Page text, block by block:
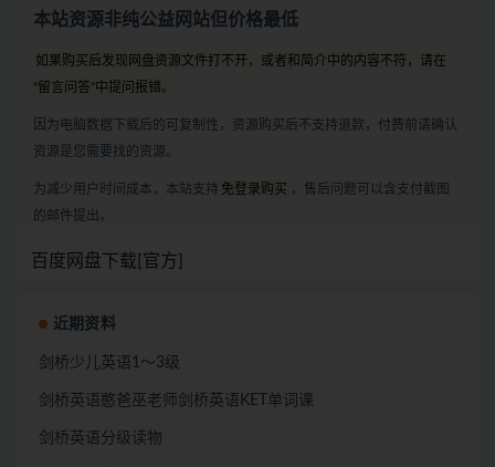
本站资源非纯公益网站但价格最低
如果购买后发现网盘资源文件打不开，或者和简介中的内容不符，请在
“留言问答”中提问报错。
因为电脑数据下载后的可复制性，资源购买后不支持退款，付费前请确认
资源是您需要找的资源。
为减少用户时间成本，本站支持 免登录购买 ，售后问题可以含支付截图
的邮件提出。
百度网盘下载[官方]
近期资料
剑桥少儿英语1～3级
剑桥英语憨爸巫老师剑桥英语KET单词课
剑桥英语分级读物